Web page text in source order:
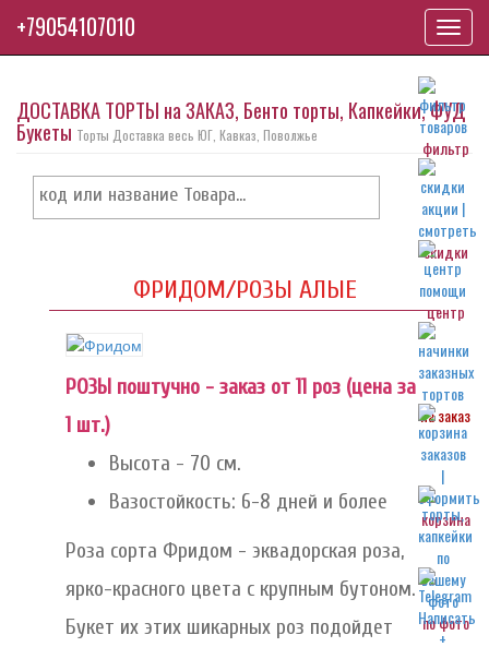
фильтр
скидки
центр
на заказ
корзина
по фото
ДОСТАВКА ТОРТЫ на ЗАКАЗ, Бенто торты, Капкейки, ФУД
Букеты Торты Доставка весь ЮГ, Кавказ, Поволжье
ФРИДОМ/РОЗЫ АЛЫЕ
РОЗЫ поштучно - заказ от 11 роз (цена за
1 шт.)
Высота - 70 см.
Вазостойкость: 6-8 дней и более
Роза сорта Фридом - эквадорская роза,
ярко-красного цвета с крупным бутоном.
Букет их этих шикарных роз подойдет
+79054107010